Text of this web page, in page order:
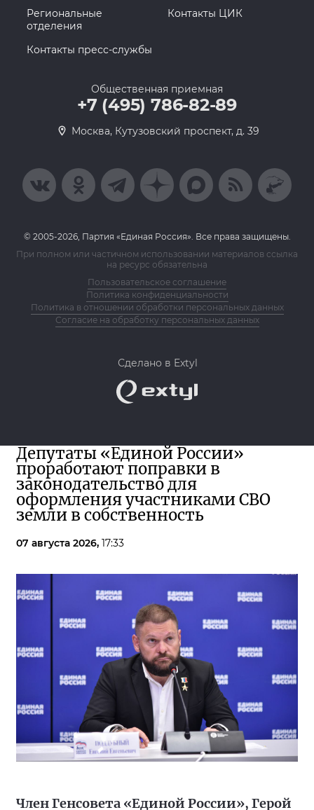
Региональные
отделения
Контакты ЦИК
Контакты пресс-службы
Общественная приемная
+7 (495) 786-82-89
Москва, Кутузовский проспект, д. 39
© 2005-2026, Партия «Единая Россия». Все права защищены.
При полном или частичном использовании материалов ссылка
на ресурс обязательна
Пользовательское соглашение
Политика конфиденциальности
Политика в отношении обработки персональных данных
Согласие на обработку персональных данных
Сделано в Extyl
Депутаты «Единой России»
проработают поправки в
законодательство для
оформления участниками СВО
земли в собственность
07 августа 2026, 17:33
Член Генсовета «Единой России», Герой